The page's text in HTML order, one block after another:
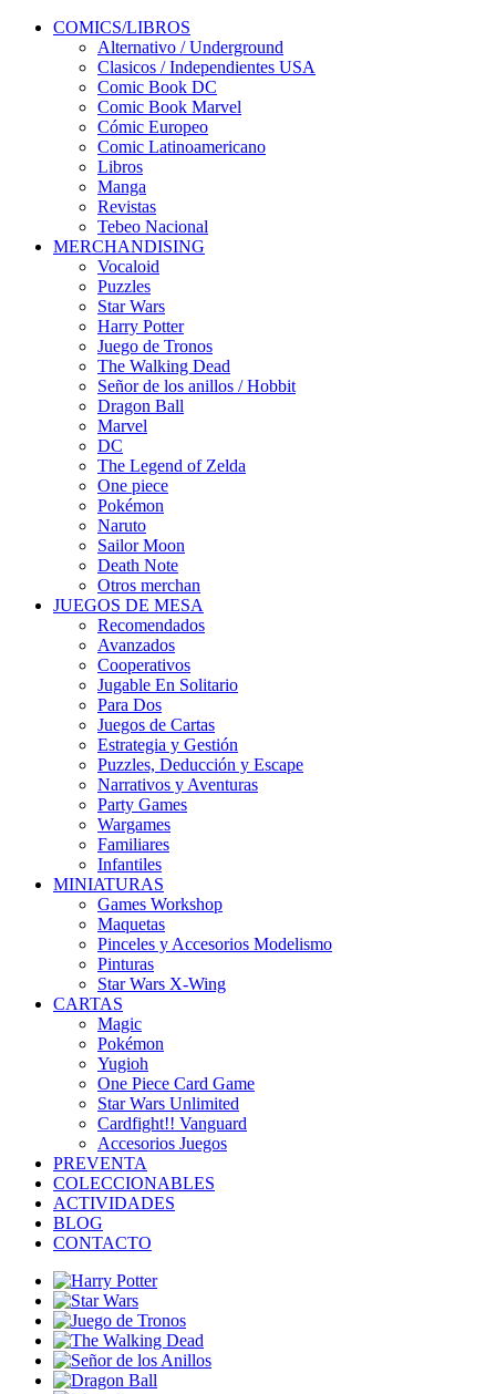
COMICS/LIBROS
Alternativo / Underground
Clasicos / Independientes USA
Comic Book DC
Comic Book Marvel
Cómic Europeo
Comic Latinoamericano
Libros
Manga
Revistas
Tebeo Nacional
MERCHANDISING
Vocaloid
Puzzles
Star Wars
Harry Potter
Juego de Tronos
The Walking Dead
Señor de los anillos / Hobbit
Dragon Ball
Marvel
DC
The Legend of Zelda
One piece
Pokémon
Naruto
Sailor Moon
Death Note
Otros merchan
JUEGOS DE MESA
Recomendados
Avanzados
Cooperativos
Jugable En Solitario
Para Dos
Juegos de Cartas
Estrategia y Gestión
Puzzles, Deducción y Escape
Narrativos y Aventuras
Party Games
Wargames
Familiares
Infantiles
MINIATURAS
Games Workshop
Maquetas
Pinceles y Accesorios Modelismo
Pinturas
Star Wars X-Wing
CARTAS
Magic
Pokémon
Yugioh
One Piece Card Game
Star Wars Unlimited
Cardfight!! Vanguard
Accesorios Juegos
PREVENTA
COLECCIONABLES
ACTIVIDADES
BLOG
CONTACTO